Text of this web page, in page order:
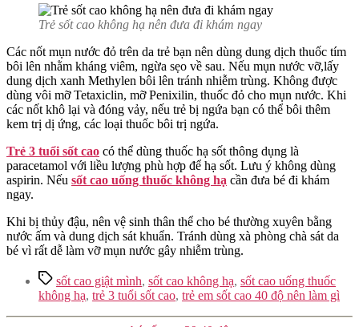
Trẻ sốt cao không hạ nên đưa đi khám ngay
Các nốt mụn nước đỏ trên da trẻ bạn nên dùng dung dịch thuốc tím
bôi lên nhằm kháng viêm, ngừa sẹo về sau. Nếu mụn nước vỡ,lấy
dung dịch xanh Methylen bôi lên tránh nhiễm trùng. Không được
dùng vôi mỡ Tetaxiclin, mỡ Penixilin, thuốc đỏ cho mụn nước. Khi
các nốt khô lại và đóng vảy, nếu trẻ bị ngứa bạn có thể bôi thêm
kem trị dị ứng, các loại thuốc bôi trị ngứa.
Trẻ 3 tuổi sốt cao có thể dùng thuốc hạ sốt thông dụng là
paracetamol với liều lượng phù hợp để hạ sốt. Lưu ý không dùng
aspirin. Nếu sốt cao uống thuốc không hạ cần đưa bé đi khám
ngay.
Khi bị thủy đậu, nên vệ sinh thân thể cho bé thường xuyên bằng
nước ấm và dung dịch sát khuẩn. Tránh dùng xà phòng chà sát da
bé vì rất dễ làm vỡ mụn nước gây nhiễm trùng.
Tagssốt cao giật mình, sốt cao không hạ, sốt cao uống thuốc
không hạ, trẻ 3 tuổi sốt cao, trẻ em sốt cao 40 độ nên làm gì